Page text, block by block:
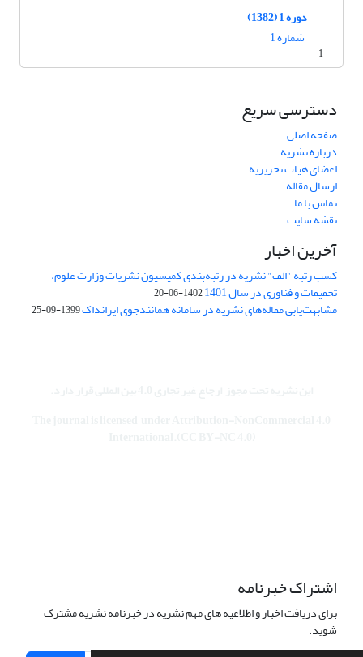
دوره 1 (1382)
شماره 1
1
دسترسی سریع
صفحه اصلی
درباره نشریه
اعضای هیات تحریریه
ارسال مقاله
تماس با ما
نقشه سایت
آخرین اخبار
کسب رتبه "الف" نشریه در رتبه‌بندی کمیسیون نشریات وزارت علوم،
تحقیقات و فناوری در سال 1401 1402-06-20
مشابهت‌یابی مقاله‌های نشریه در سامانه همانندجوی ایرانداک1399-09-25
اشتراک خبرنامه
برای دریافت اخبار و اطلاعیه های مهم نشریه در خبرنامه نشریه مشترک
شوید.